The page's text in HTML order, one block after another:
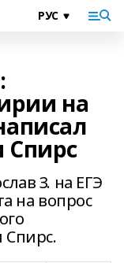
на
Спирс
З. на ЕГЭ
на вопрос
Спирс.